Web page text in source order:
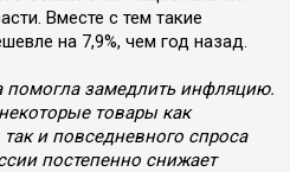
Вместе с тем такие
на 7,9%, чем год назад.
помогла замедлить инфляцию.
товары как
и повседневного спроса
постепенно снижает